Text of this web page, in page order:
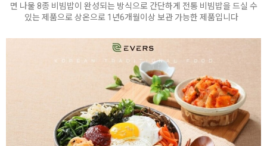
면 나물 8종 비빔밥이 완성되는 방식으로 간단하게 전통 비빔밥을 드실 수
있는 제품으로 상온으로 1년6개월이상 보관 가능한 제품입니다